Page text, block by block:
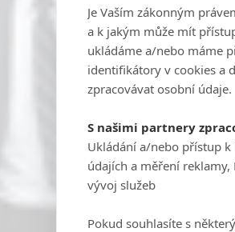
Je Vaším zákonným
a k jakým může mít
ukládáme a/nebo máme
identifikátory v cookies a
zpracovávat osobní údaje.
S našimi partnery
Ukládání a/nebo přístup k
údajích a měření
vývoj služeb
Pokud souhlasíte s